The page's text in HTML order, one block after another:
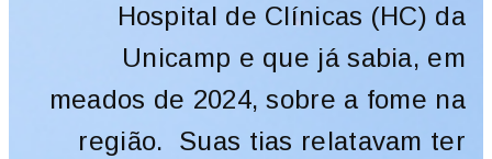
Hospital de Clínicas (HC) da
Unicamp e que já sabia, em
meados de 2024, sobre a fome na
região. Suas tias relatavam ter